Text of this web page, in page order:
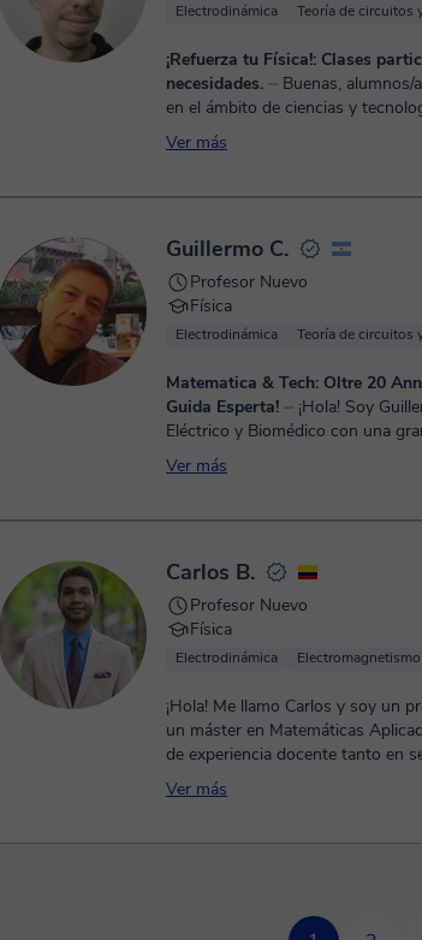
Electrodinámica Teoría de circuitos
¡Refuerza tu Física!: Clases
necesidades. ⏤ Buenas, alumnos/as 👋 Se ofrecen clases
en el ámbito de ciencias y
asignaturas como Física 🔭,
ent...
Ver más
Guillermo C.
Profesor Nuevo
Física
Electrodinámica Teoría de circuitos
Matematica & Tech: Oltre 20
Guida Esperta! ⏤ ¡Hola! Soy Guillermo Cocha, Ingeniero
Eléctrico y Biomédico con una
enseñanza. Cuento con más de
como profes...
Ver más
Carlos B.
Profesor Nuevo
Física
Electrodinámica Electromagnetismo
¡Hola! Me llamo Carlos y soy un
un máster en Matemáticas
de experiencia docente tanto en
Ver más